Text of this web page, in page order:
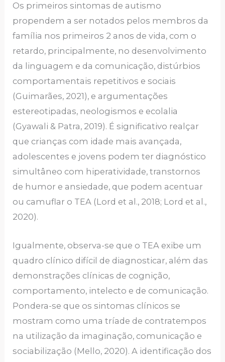
Os primeiros sintomas de autismo
propendem a ser notados pelos membros da
família nos primeiros 2 anos de vida, com o
retardo, principalmente, no desenvolvimento
da linguagem e da comunicação, distúrbios
comportamentais repetitivos e sociais
(Guimarães, 2021), e argumentações
estereotipadas, neologismos e ecolalia
(Gyawali & Patra, 2019). É significativo realçar
que crianças com idade mais avançada,
adolescentes e jovens podem ter diagnóstico
simultâneo com hiperatividade, transtornos
de humor e ansiedade, que podem acentuar
ou camuflar o TEA (Lord et al., 2018; Lord et al.,
2020).
Igualmente, observa-se que o TEA exibe um
quadro clínico difícil de diagnosticar, além das
demonstrações clínicas de cognição,
comportamento, intelecto e de comunicação.
Pondera-se que os sintomas clínicos se
mostram como uma tríade de contratempos
na utilização da imaginação, comunicação e
sociabilização (Mello, 2020). A identificação dos